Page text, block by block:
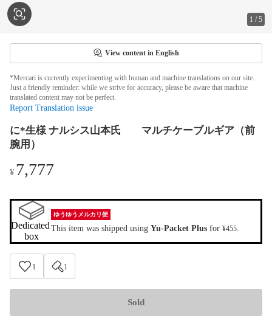
1 /5
View content in English
*Mercari is currently experimenting with human and machine translations on our site.
Just a friendly reminder: while we strive for accuracy, please be aware that machine
translated content may not be perfect.
Report Translation issue
に*生様 ナルシス山本氏 マルチケーブルギア（前
腕用）
¥7,777
Dedicated
box
ゆうゆうメルカリ便
This item was shipped using Yu-Packet Plus for ¥455.
1 1
Sold